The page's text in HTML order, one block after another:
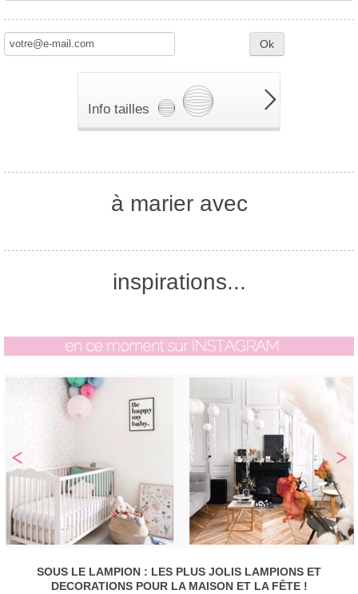
Ok
Info tailles
à marier avec
inspirations...
SOUS LE LAMPION : LES PLUS JOLIS LAMPIONS ET
DECORATIONS POUR LA MAISON ET LA FÊTE !